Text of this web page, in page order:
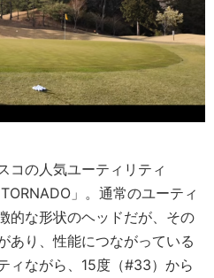
コの人気ユーティリティ
」。通常のユーティ
的な形状のヘッドだが、その
あり、性能につながっている
ィながら、15度（#33）から